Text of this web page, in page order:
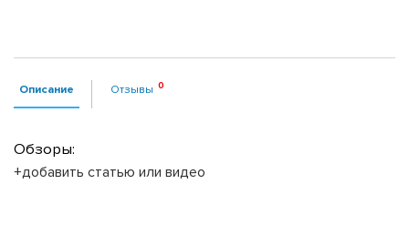
Описание Отзывы
Обзоры:
+добавить статью или видео